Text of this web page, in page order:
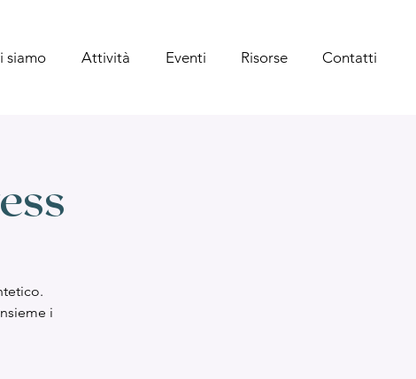
siamo Attività Eventi Risorse Contatti
i